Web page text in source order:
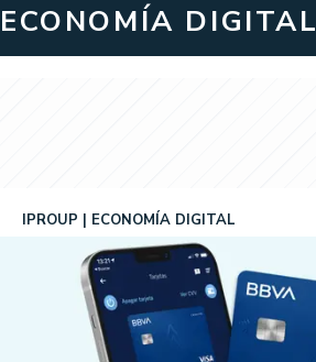
ECONOMÍA DIGITAL
IPROUP ECONOMÍA DIGITAL